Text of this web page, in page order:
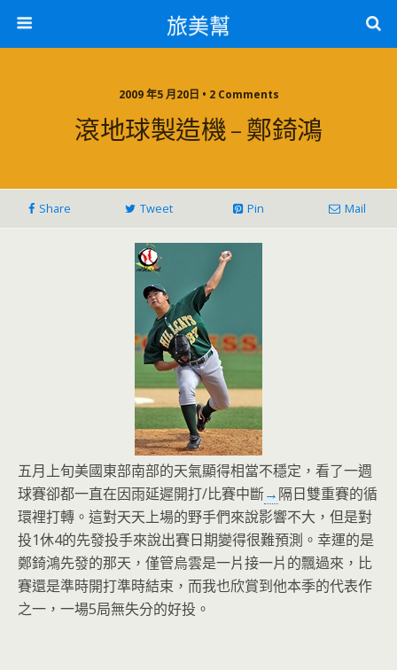
旅美幫
2009 年5 月20日 • 2 Comments
滾地球製造機 – 鄭錡鴻
Share Tweet Pin Mail
五月上旬美國東部南部的天氣顯得相當不穩定，看了一週
球賽卻都一直在因雨延遲開打/比賽中斷→隔日雙重賽的循
環裡打轉。這對天天上場的野手們來說影響不大，但是對
投1休4的先發投手來說出賽日期變得很難預測。幸運的是
鄭錡鴻先發的那天，僅管烏雲是一片接一片的飄過來，比
賽還是準時開打準時結束，而我也欣賞到他本季的代表作
之一，一場5局無失分的好投。